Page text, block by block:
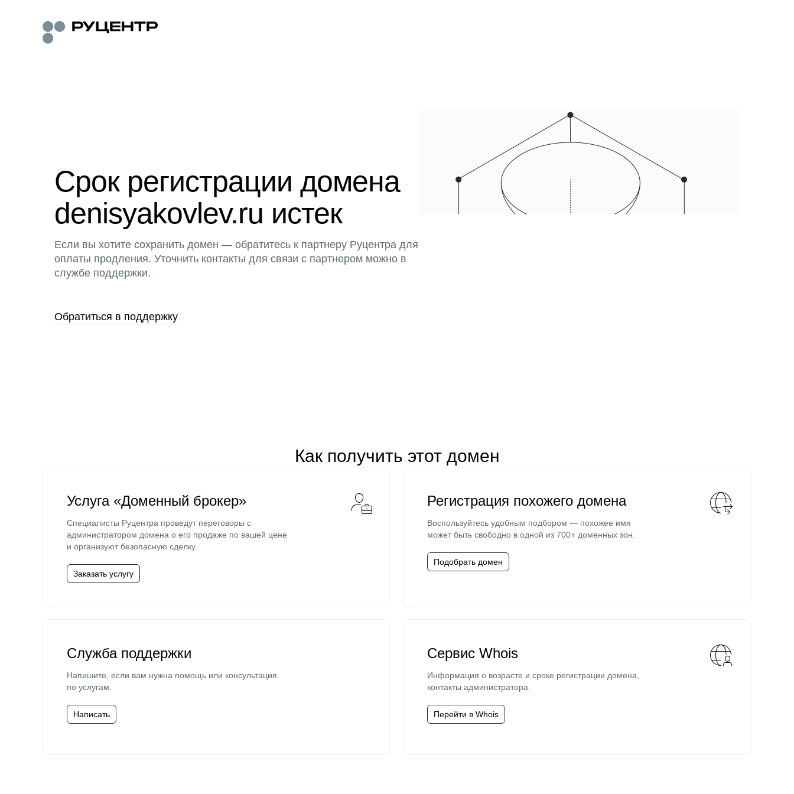
Срок регистрации домена
denisyakovlev.ru истек
Если вы хотите сохранить домен — обратитесь к партнеру Руцентра для
оплаты продления. Уточнить контакты для связи с партнером можно в
службе поддержки.
Обратиться в поддержку
Как получить этот домен
Услуга «Доменный брокер»
Специалисты Руцентра проведут переговоры с
администратором домена о его продаже по вашей цене
и организуют безопасную сделку.
Заказать услугу
Регистрация похожего домена
Воспользуйтесь удобным подбором — похожее имя
может быть свободно в одной из 700+ доменных зон.
Подобрать домен
Служба поддержки
Напишите, если вам нужна помощь или консультация
по услугам.
Написать
Сервис Whois
Информация о возрасте и сроке регистрации домена,
контакты администратора.
Перейти в Whois